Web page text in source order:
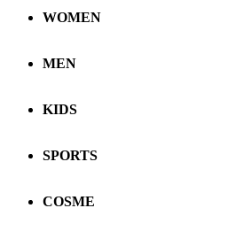
WOMEN
MEN
KIDS
SPORTS
COSME